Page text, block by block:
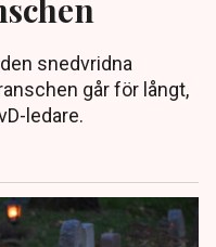
snedvridna
går för långt,
ledare.